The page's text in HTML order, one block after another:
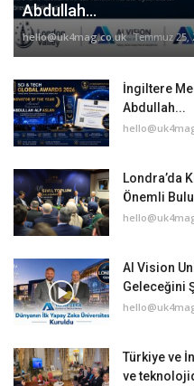
Abdullah...
hello@uk4mag.co.uk Temmuz 25,
İngiltere
Abdullah...
Londra’da
Önemli
AI Vision
Geleceğini
Türkiye ve
ve